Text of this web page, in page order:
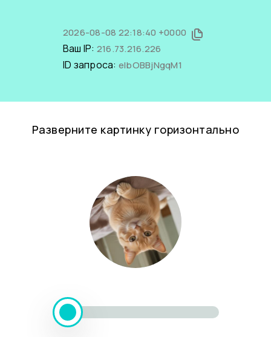
2026-08-08 22:18:40 +0000
Ваш IP: 216.73.216.226
ID запроса: eIbOBBjNgqM1
Разверните картинку горизонтально